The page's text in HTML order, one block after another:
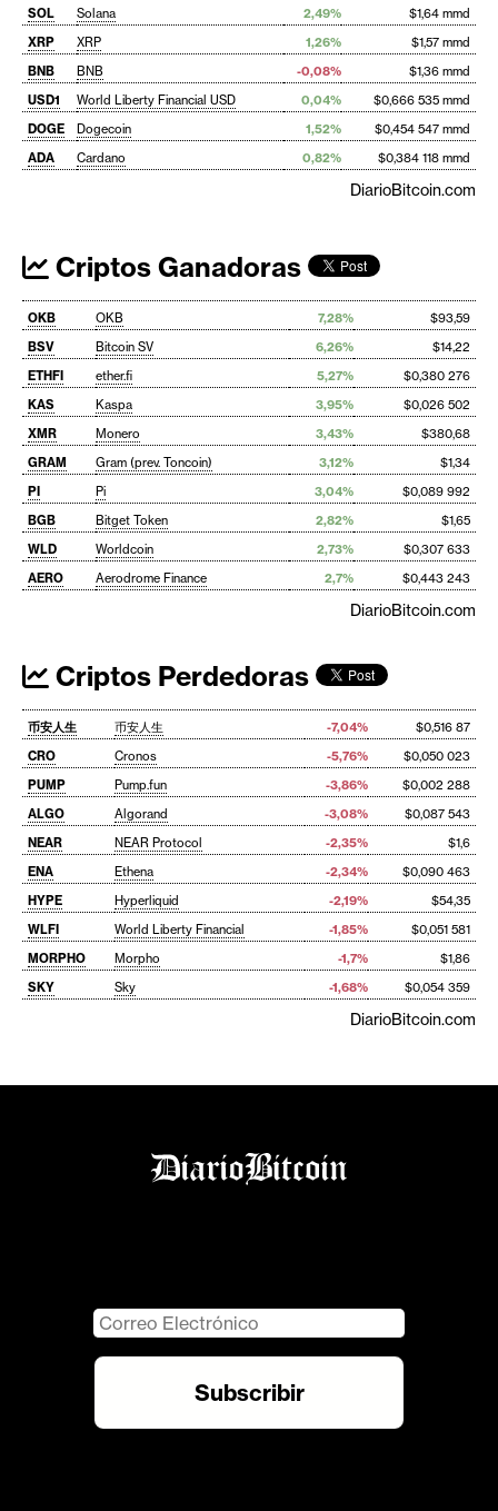
SOL Solana 2,49%
$1,64 mmd
XRP
XRP 1,26%
$1,57 mmd
BNB
BNB -0,08%
$1,36 mmd
USD1
World Liberty Financial USD 0,04%
$0,666 535 mmd
DOGE
Dogecoin 1,52%
$0,454 547 mmd
ADA
Cardano 0,82% $0,384 118 mmd
DiarioBitcoin.com
Criptos Ganadoras
OKB OKB 7,28%
$93,59
BSV
Bitcoin SV 6,26%
$14,22
ETHFI
ether.fi 5,27%
$0,380 276
KAS
Kaspa 3,95%
$0,026 502
XMR
Monero 3,43%
$380,68
GRAM
Gram (prev. Toncoin) 3,12%
$1,34
PI
Pi 3,04%
$0,089 992
BGB
Bitget Token 2,82%
$1,65
WLD
Worldcoin 2,73%
$0,307 633
AERO
Aerodrome Finance 2,7% $0,443 243
DiarioBitcoin.com
Criptos Perdedoras
币安人生 币安人生 -7,04%
$0,516 87
CRO
Cronos -5,76%
$0,050 023
PUMP
Pump.fun -3,86%
$0,002 288
ALGO
Algorand -3,08%
$0,087 543
NEAR
NEAR Protocol -2,35%
$1,6
ENA
Ethena -2,34%
$0,090 463
HYPE
Hyperliquid -2,19%
$54,35
WLFI
World Liberty Financial -1,85%
$0,051 581
MORPHO
Morpho -1,7%
$1,86
SKY
Sky -1,68% $0,054 359
DiarioBitcoin.com